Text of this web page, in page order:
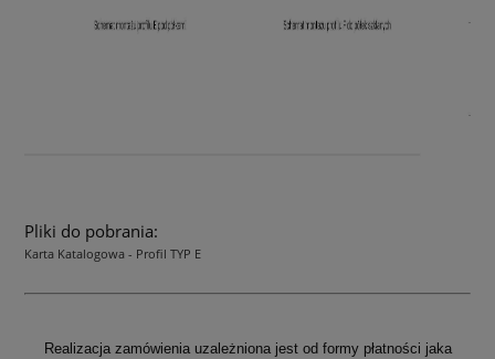
Pliki do pobrania:
Karta Katalogowa - Profil TYP E
Realizacja zamówienia uzależniona jest od formy płatności jaka